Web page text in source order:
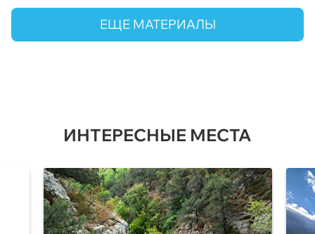
ЕЩЕ МАТЕРИАЛЫ
ИНТЕРЕСНЫЕ МЕСТА